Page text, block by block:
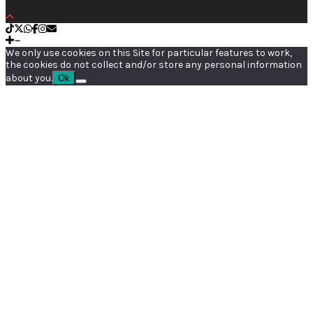
We only use cookies on this Site for particular features to work,
the cookies do not collect and/or store any personal information
about you. Ok